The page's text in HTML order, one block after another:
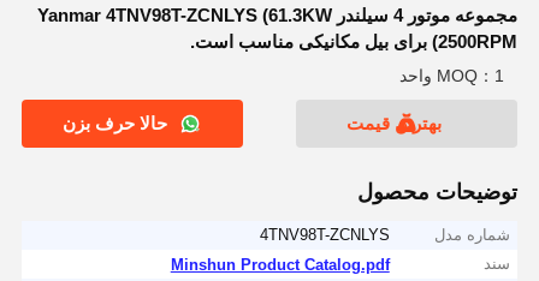
مجموعه موتور 4 سیلندر Yanmar 4TNV98T-ZCNLYS (61.3KW
2500RPM) برای بیل مکانیکی مناسب است.
MOQ：1 واحد
بهترین قیمت حالا حرف بزن
توضیحات محصول
شماره مدل
4TNV98T-ZCNLYS
سند
Minshun Product Catalog.pdf